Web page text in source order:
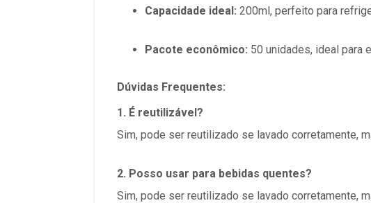
Capacidade ideal: 200ml, perfeito para
Pacote econômico: 50 unidades, ideal para
Dúvidas Frequentes:
1. É reutilizável?
Sim, pode ser reutilizado se lavado corretamente,
2. Posso usar para bebidas quentes?
Sim, pode ser reutilizado se lavado corretamente,